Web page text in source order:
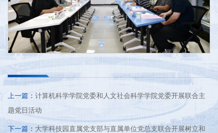
上一篇： 计算机科学学院党委和人文社会科学学院党委开展联合主
题党日活动
下一篇： 大学科技园直属党支部与直属单位党总支联合开展树立和